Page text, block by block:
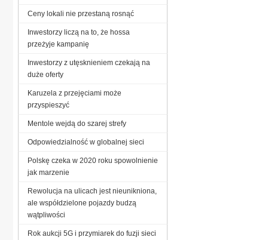
Ceny lokali nie przestaną rosnąć
Inwestorzy liczą na to, że hossa
przeżyje kampanię
Inwestorzy z utęsknieniem czekają na
duże oferty
Karuzela z przejęciami może
przyspieszyć
Mentole wejdą do szarej strefy
Odpowiedzialność w globalnej sieci
Polskę czeka w 2020 roku spowolnienie
jak marzenie
Rewolucja na ulicach jest nieunikniona,
ale współdzielone pojazdy budzą
wątpliwości
Rok aukcji 5G i przymiarek do fuzji sieci